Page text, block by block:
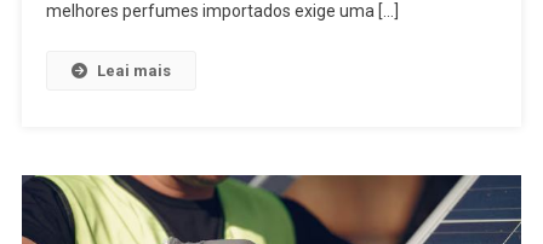
melhores perfumes importados exige uma […]
Leai mais